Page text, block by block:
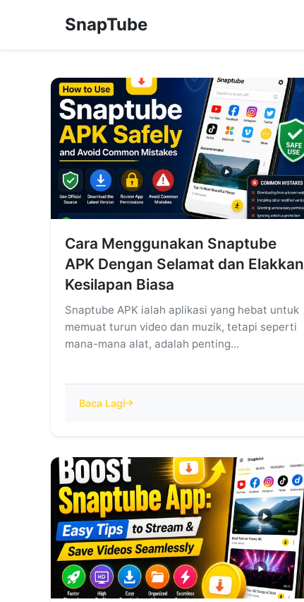
SnapTube
Cara Menggunakan Snaptube
APK Dengan Selamat dan Elakkan
Kesilapan Biasa
Snaptube APK ialah aplikasi yang hebat untuk
memuat turun video dan muzik, tetapi seperti
mana-mana alat, adalah penting...
Baca Lagi